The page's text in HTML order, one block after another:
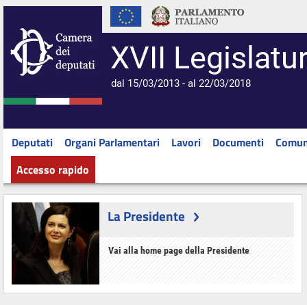
XVII
dal 15/03/2013 - al 22/03/2018
Deputati Organi Parlamentari Lavori Documenti
Accesso rapido
La Presidente
Vai alla home page della Presidente